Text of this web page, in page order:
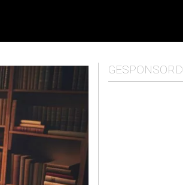
GESPONSORD